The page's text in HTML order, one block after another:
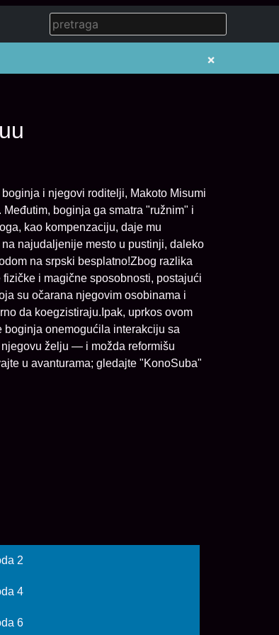
×
i njegovi roditelji, Makoto Misumi
boginja ga smatra "ružnim" i
kao kompenzaciju, daje mu
najudaljenije mesto u pustinji, daleko
na srpski besplatno!Zbog razlika
i magične sposobnosti, postajući
su očarana njegovim osobinama i
da koegzistiraju.Ipak, uprkos ovom
boginja onemogućila interakciju sa
želju — i možda reformišu
u avanturama; gledajte "KonoSuba"
2
4
6